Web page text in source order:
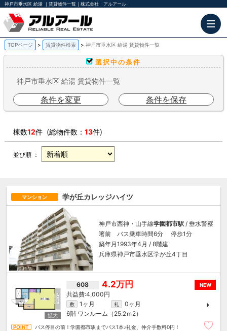
神戸市垂水区 給湯 ｜賃貸物件一覧｜株式会社 アルアール
TOPページ 賃貸物件検索 神戸市垂水区 給湯 賃貸物件一覧
選択中の条件
神戸市垂水区 給湯 賃貸物件一覧
条件を変更 条件を保存
棟数12件 (総物件数：13件)
並び順 ：
マンション 学が丘カレッジハイツ
神戸市西神・山手線学園都市駅 / 垂水警察
署前 バス乗車時間6分 停歩1分
築年月1993年4月 / 8階建
兵庫県神戸市垂水区学が丘4丁目
NEW
608 4.2万円
4,000円
敷 1ヶ月 礼
0ヶ月
6階 ワンルーム（25.2ｍ 2）
バス停目の前！学園都市駅までバス1本♪礼金、仲介手数料0円！